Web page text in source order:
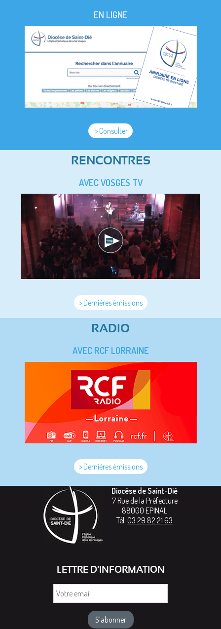
EN LIGNE
> Consulter
RENCONTRES
AVEC VOSGES TV
> Dernières émissions
RADIO
AVEC RCF LORRAINE
> Dernières émissions
Diocèse de Saint-Dié
7 Rue de la Préfecture
88000 EPINAL
Tél: 03 29 82 21 63
LETTRE D'INFORMATION